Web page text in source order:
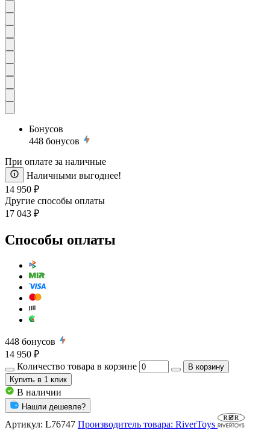
Бонусов
448 бонусов
При оплате за наличные
Наличными выгоднее!
14 950 ₽
Другие способы оплаты
17 043 ₽
Способы оплаты
448 бонусов
14 950 ₽
Количество товара в корзине
В корзину
Купить в 1 клик
В наличии
Нашли дешевле?
Артикул: L76747 Производитель товара: RiverToys